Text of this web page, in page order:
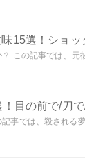
15選！ショ
この記事では、元
目の前で/刀
事では、殺される